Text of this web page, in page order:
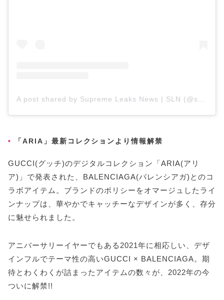
「ARIA」最新コレクションより情報解禁
GUCCI(グッチ)のデジタルコレクション「ARIA(アリ
ア)」で発表された、BALENCIAGA(バレンシアガ)とのコ
ラボアイテム。ブランドのポリシーをオマージュしたライ
ンナップは、華やかでキャッチーなデザインが多く、存分
に魅せられました。
アニバーサリーイヤーでもある2021年に相応しい、デザ
インフルでテーマ性の高いGUCCI × BALENCIAGA。期
待とわくわくが詰まったアイテムの数々が、2022年の今
ついに解禁!!